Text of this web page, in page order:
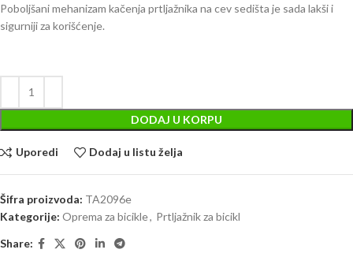
Poboljšani mehanizam kačenja prtljažnika na cev sedišta je sada lakši i
sigurniji za korišćenje.
DODAJ U KORPU
Uporedi Dodaj u listu želja
Šifra proizvoda: TA2096e
Kategorije: Oprema za bicikle, Prtljažnik za bicikl
Share: